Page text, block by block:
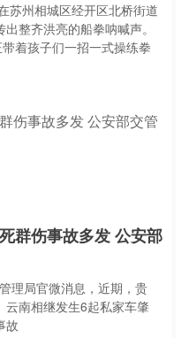
苏州相城区经开区北桥街道
整齐洪亮的船拳呐喊声。
着孩子们一招一式操练拳
群伤事故多发 公安部
理局官微消息，近期，贵
云南相继发生6起私家车肇
故